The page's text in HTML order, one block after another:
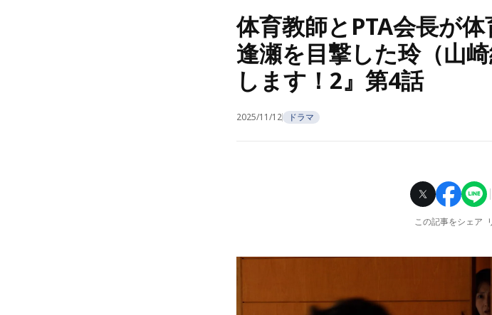
体育教師とPTA会長が
逢瀬を目撃した玲（山
します！2』第4話
2025/11/12 ドラマ
この記事をシェア